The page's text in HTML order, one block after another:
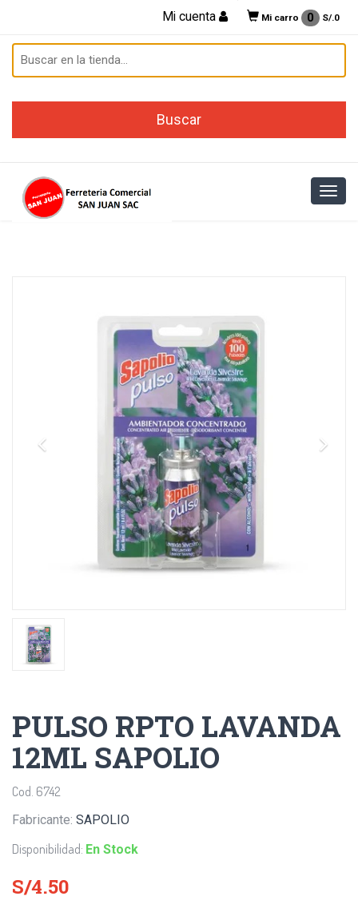
Mi cuenta Mi carro 0 S/.0
PULSO RPTO LAVANDA
12ML SAPOLIO
Cod. 6742
Fabricante: SAPOLIO
Disponibilidad: En Stock
S/4.50